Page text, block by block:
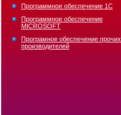
Программное обеспечение 1С
Программное обеспечение
MICROSOFT
Програмное обеспечение прочих
производителей